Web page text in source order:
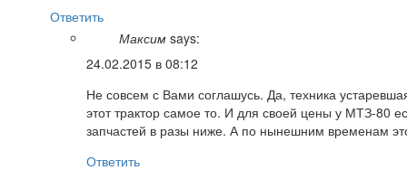
Ответить
Максим says:
24.02.2015 в 08:12
Не совсем с Вами соглашусь. Да, техника
этот трактор самое то. И для своей цены у МТЗ-80
запчастей в разы ниже. А по нынешним временам
Ответить